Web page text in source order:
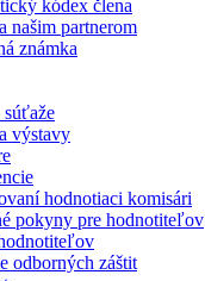
kódex člena
našim partnerom
známka
súťaže
výstavy
hodnotiaci komisári
pokyny pre hodnotiteľov
odborných záštit